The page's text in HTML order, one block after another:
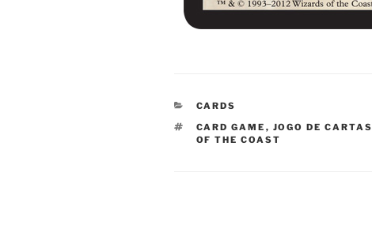
CATEGORIAS
CARDS
TAGS
CARD GAME , JOGO DE CARTAS
OF THE COAST